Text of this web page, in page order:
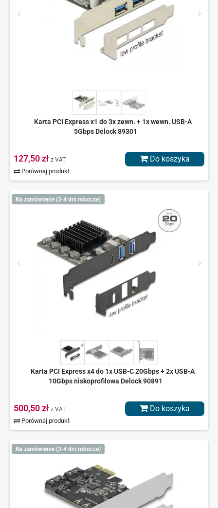
Karta PCI Express x1 do 3x zewn. + 1x wewn. USB-A
5Gbps Delock 89301
127,50 zł z VAT
Porównaj produkt
Do koszyka
Na zamówienie (3-4 dni robocze)
Karta PCI Express x4 do 1x USB-C 20Gbps + 2x USB-A
10Gbps niskoprofilowa Delock 90891
500,50 zł z VAT
Porównaj produkt
Do koszyka
Na zamówienie (3-4 dni robocze)